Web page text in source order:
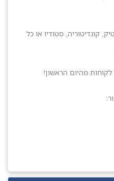
קונדיטוריה, סטודיו או כל
מהיום הראשון!